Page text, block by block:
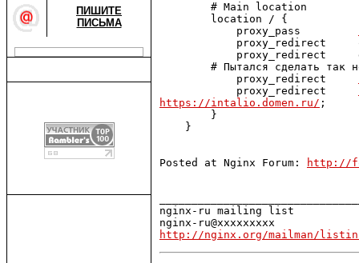
ПИШИТЕ
ПИСЬМА
        # Main location
        location / {
            proxy_pass
proxy_redirect
proxy_redirect
# Пытался сделать так
            proxy_redirect
            proxy_redirect
https://intalio.domen.ru/ ;
        }
    }
Posted at Nginx Forum: http://
nginx-ru mailing list
http://nginx.org/mailman/